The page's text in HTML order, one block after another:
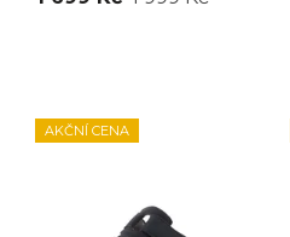
AKČNÍ CENA